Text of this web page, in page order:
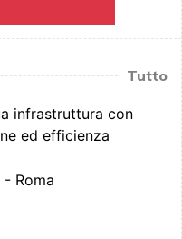
Tutto
infrastruttura con
ed efficienza
Roma